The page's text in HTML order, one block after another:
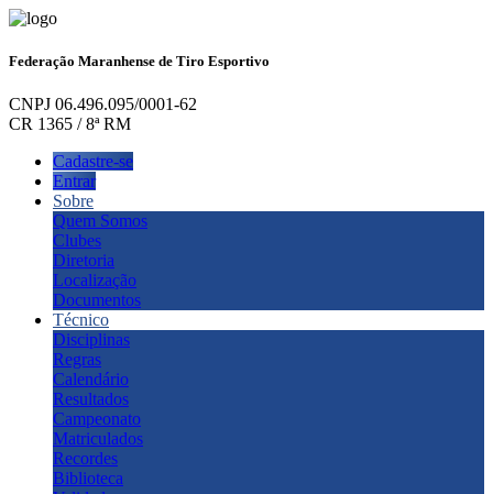
Federação Maranhense de Tiro Esportivo
CNPJ 06.496.095/0001-62
CR 1365 / 8ª RM
Cadastre-se
Entrar
Sobre
Quem Somos
Clubes
Diretoria
Localização
Documentos
Técnico
Disciplinas
Regras
Calendário
Resultados
Campeonato
Matriculados
Recordes
Biblioteca